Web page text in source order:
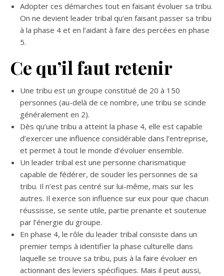
Adopter ces démarches tout en faisant évoluer sa tribu.
On ne devient leader tribal qu’en faisant passer sa tribu
à la phase 4 et en l’aidant à faire des percées en phase
5.
Ce qu’il faut retenir
Une tribu est un groupe constitué de 20 à 150
personnes (au-delà de ce nombre, une tribu se scinde
généralement en 2).
Dès qu’une tribu a atteint la phase 4, elle est capable
d’exercer une influence considérable dans l’entreprise,
et permet à tout le monde d’évoluer ensemble.
Un leader tribal est une personne charismatique
capable de fédérer, de souder les personnes de sa
tribu. Il n’est pas centré sur lui-même, mais sur les
autres. Il exerce son influence sur eux pour que chacun
réussisse, se sente utile, partie prenante et soutenue
par l’énergie du groupe.
En phase 4, le rôle du leader tribal consiste dans un
premier temps à identifier la phase culturelle dans
laquelle se trouve sa tribu, puis à la faire évoluer en
actionnant des leviers spécifiques. Mais il peut aussi,